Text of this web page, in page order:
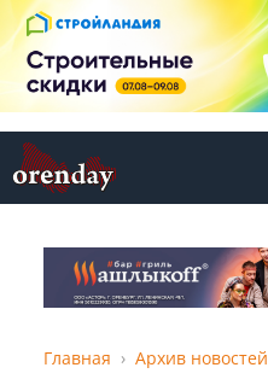
Главная Архив новостей